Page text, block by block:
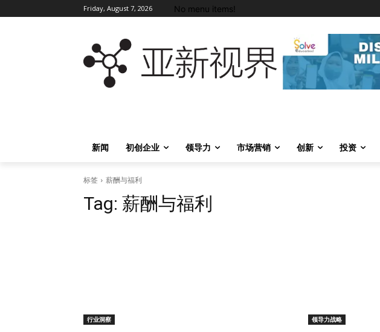
Friday, August 7, 2026 No menu items!
新闻
初创企业 领导力 市场营销 创新 投资
标签 薪酬与福利
Tag: 薪酬与福利
行业洞察 领导力战略